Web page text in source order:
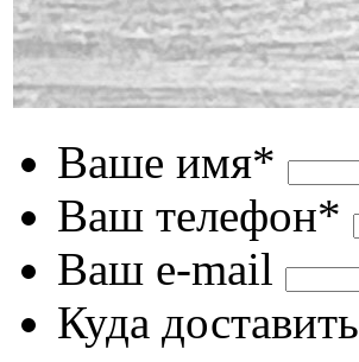
Ваше имя*
Ваш телефон*
Ваш e-mail
Куда доставить